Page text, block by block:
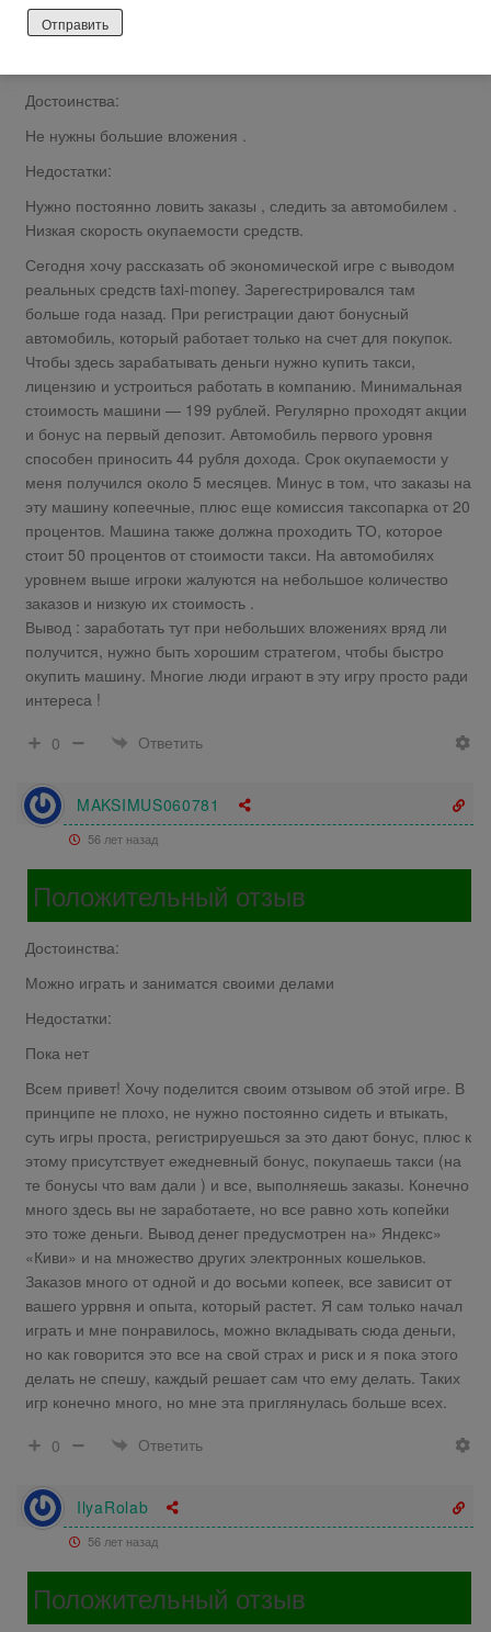
Нейтральный отзыв
Достоинства:
Не нужны большие вложения .
Недостатки:
Нужно постоянно ловить заказы , следить за автомобилем .
Низкая скорость окупаемости средств.
Сегодня хочу рассказать об экономической игре с выводом
реальных средств taxi-money. Зарегестрировался там
больше года назад. При регистрации дают бонусный
автомобиль, который работает только на счет для покупок.
Чтобы здесь зарабатывать деньги нужно купить такси,
лицензию и устроиться работать в компанию. Минимальная
стоимость машини — 199 рублей. Регулярно проходят акции
и бонус на первый депозит. Автомобиль первого уровня
способен приносить 44 рубля дохода. Срок окупаемости у
меня получился около 5 месяцев. Минус в том, что заказы на
эту машину копеечные, плюс еще комиссия таксопарка от 20
процентов. Машина также должна проходить ТО, которое
стоит 50 процентов от стоимости такси. На автомобилях
уровнем выше игроки жалуются на небольшое количество
заказов и низкую их стоимость .
Вывод : заработать тут при небольших вложениях вряд ли
получится, нужно быть хорошим стратегом, чтобы быстро
окупить машину. Многие люди играют в эту игру просто ради
интереса !
0
Ответить
MAKSIMUS060781
56 лет назад
Положительный отзыв
Достоинства:
Можно играть и заниматся своими делами
Недостатки:
Пока нет
Всем привет! Хочу поделится своим отзывом об этой игре. В
принципе не плохо, не нужно постоянно сидеть и втыкать,
суть игры проста, регистрируешься за это дают бонус, плюс к
этому присутствует ежедневный бонус, покупаешь такси (на
те бонусы что вам дали ) и все, выполняешь заказы. Конечно
много здесь вы не заработаете, но все равно хоть копейки
это тоже деньги. Вывод денег предусмотрен на» Яндекс»
«Киви» и на множество других электронных кошельков.
Заказов много от одной и до восьми копеек, все зависит от
вашего уррвня и опыта, который растет. Я сам только начал
играть и мне понравилось, можно вкладывать сюда деньги,
но как говорится это все на свой страх и риск и я пока этого
делать не спешу, каждый решает сам что ему делать. Таких
игр конечно много, но мне эта приглянулась больше всех.
0
Ответить
IlyaRolab
56 лет назад
Положительный отзыв